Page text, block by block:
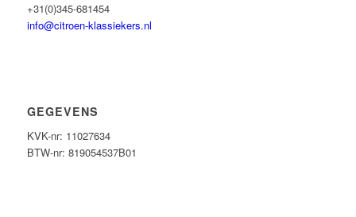
+31(0)345-681454
info@citroen-klassiekers.nl
GEGEVENS
KVK-nr: 11027634
BTW-nr: 819054537B01